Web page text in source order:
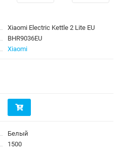
Xiaomi Electric Kettle 2 Lite EU
BHR9036EU
Xiaomi
Белый
1500